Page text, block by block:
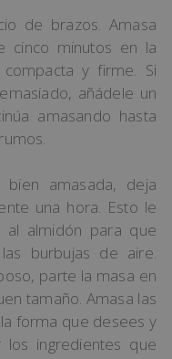
de brazos. Amasa
cinco minutos en la
y firme. Si
añádele un
amasando hasta
amasada, deja
una hora. Esto le
almidón para que
burbujas de aire.
parte la masa en
tamaño. Amasa las
forma que desees y
los ingredientes que